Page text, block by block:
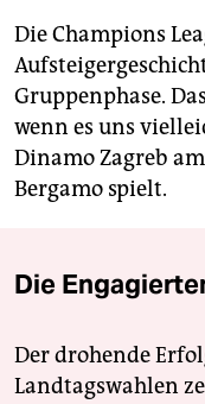
Die Champions
Gruppenphase.
wenn es uns
Dinamo Zagreb
Bergamo spielt.
Die
Der drohende
Landtagswahlen